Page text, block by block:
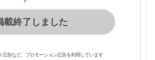
載終了しました
広告など、プロモーション広告を利用しています